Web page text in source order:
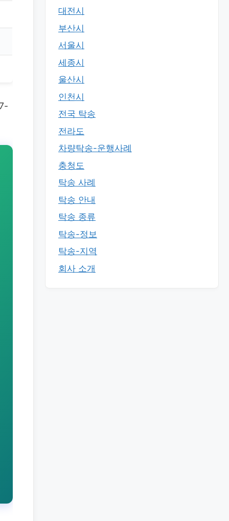
대전시
부산시
서울시
세종시
울산시
인천시
전국 탁송
전라도
차량탁송-운행사례
충청도
탁송 사례
탁송 안내
탁송 종류
탁송-정보
탁송-지역
회사 소개